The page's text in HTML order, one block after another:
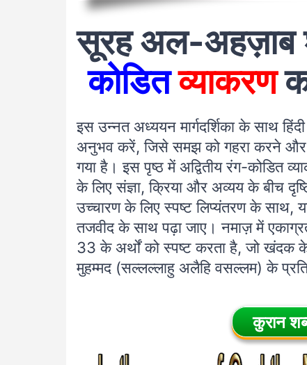
सूरह अल-अहज़ाब
कोडित व्याकरण
इस उन्नत अध्ययन मार्गदर्शिका के साथ
अनुभव करें, जिसे समझ को गहरा करने और
गया है। इस पृष्ठ में अद्वितीय रंग-कोडित
के लिए संज्ञा, क्रिया और अव्यय के बीच
उच्चारण के लिए स्पष्ट लिप्यंतरण के
तजवीद के साथ पढ़ा जाए। नमाज़ में
33 के अर्थों को स्पष्ट करता है, जो खंदक
मुहम्मद (सल्लल्लाहु अलैहि वसल्लम) के
कुरान